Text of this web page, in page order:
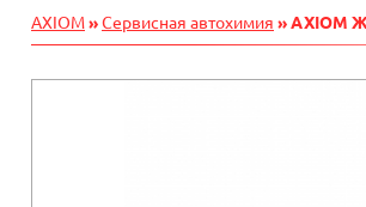
AXIOM»Сервисная автохимия » AXIOM